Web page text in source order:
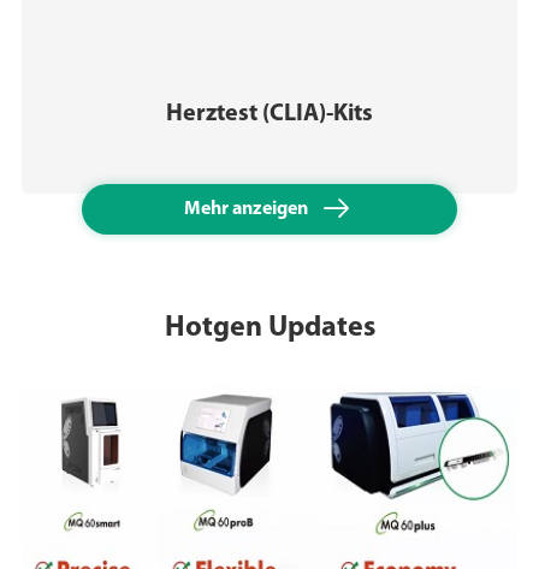
Herztest (CLIA)-Kits
Mehr anzeigen 
Hotgen Updates